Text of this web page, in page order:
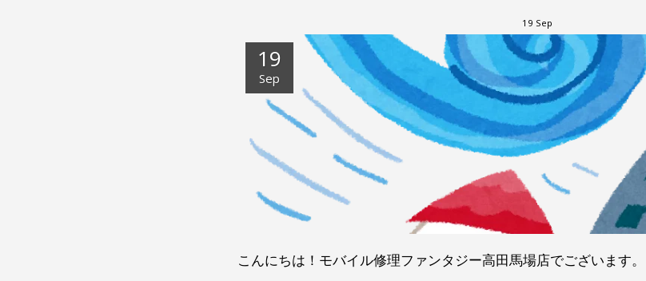
19 Sep
19
Sep
こんにちは！モバイル修理ファンタジー高田馬場店でございます。